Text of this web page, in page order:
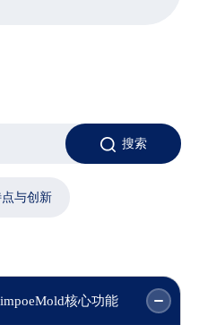
搜索
与创新
核心功能